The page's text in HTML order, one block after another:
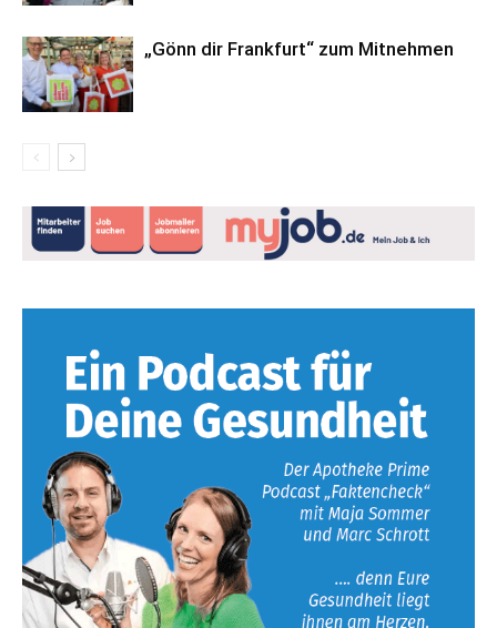
„Gönn dir Frankfurt“ zum Mitnehmen